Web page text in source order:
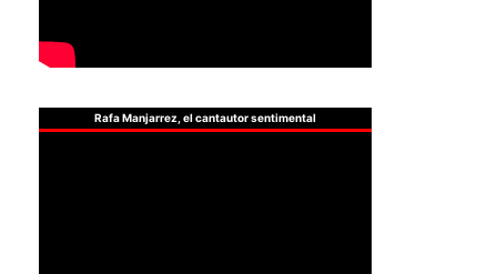
Rafa Manjarrez, el cantautor sentimental